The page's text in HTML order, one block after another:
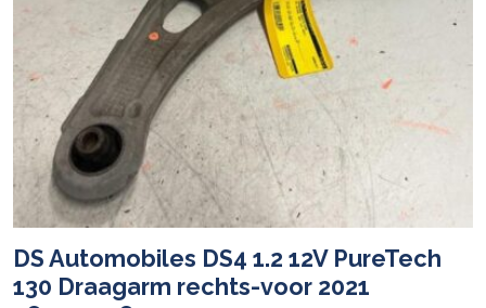
DS Automobiles DS4 1.2 12V PureTech
130 Draagarm rechts-voor 2021